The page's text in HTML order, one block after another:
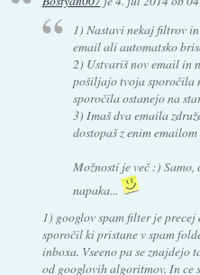
1) Nastavi nekaj filtrov
email ali automatsko
2) Ustvariš nov email in
pošiljajo tvoja sporočila
sporočila ostanejo na
3) Imaš dva emaila
dostopaš z enim
Možnosti je več :)
napaka...
1) googlov spam filter je precej
sporočil ki pristane v spam
inboxa. Vseeno pa se znajdejo
od googlovih algoritmov. In ce